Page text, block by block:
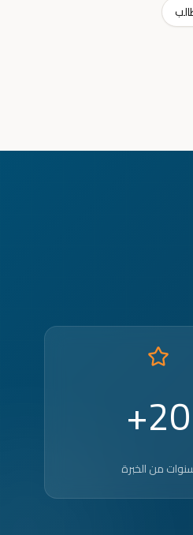
20+
من الخبرة